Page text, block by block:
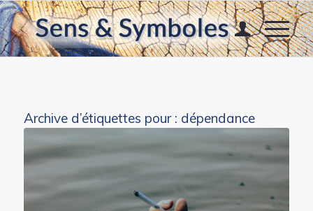
Archive d’étiquettes pour : dépendance